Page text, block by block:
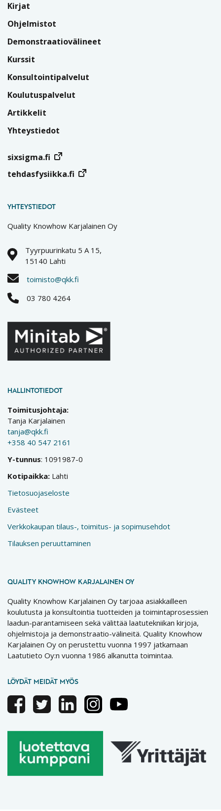
Kirjat
Ohjelmistot
Demonstraatiovälineet
Kurssit
Konsultointipalvelut
Koulutuspalvelut
Artikkelit
Yhteystiedot
sixsigma.fi
tehdasfysiikka.fi
YHTEYSTIEDOT
Quality Knowhow Karjalainen Oy
Tyyrpuurinkatu 5 A 15,
15140 Lahti
toimisto@qkk.fi
03 780 4264
HALLINTOTIEDOT
Toimitusjohtaja:
Tanja Karjalainen
tanja@qkk.fi
+358 40 547 2161
Y-tunnus: 1091987-0
Kotipaikka: Lahti
Tietosuojaseloste
Evästeet
Verkkokaupan tilaus-, toimitus- ja sopimusehdot
Tilauksen peruuttaminen
QUALITY KNOWHOW KARJALAINEN OY
Quality Knowhow Karjalainen Oy tarjoaa asiakkailleen
koulutusta ja konsultointia tuotteiden ja toimintaprosessien
laadun-parantamiseen sekä välittää laatutekniikan kirjoja,
ohjelmistoja ja demonstraatio-välineitä. Quality Knowhow
Karjalainen Oy on perustettu vuonna 1997 jatkamaan
Laatutieto Oy:n vuonna 1986 alkanutta toimintaa.
LÖYDÄT MEIDÄT MYÖS
FacebookTwitter LinkedinInstagramYoutube